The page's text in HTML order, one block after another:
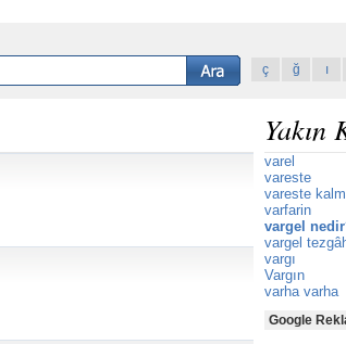
ç
ğ ı
Yakın
varel
vareste
vareste
varfarin
vargel
vargel
vargı
Vargın
varha varha
Google